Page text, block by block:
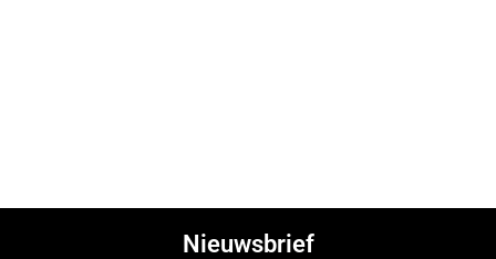
Nieuwsbrief